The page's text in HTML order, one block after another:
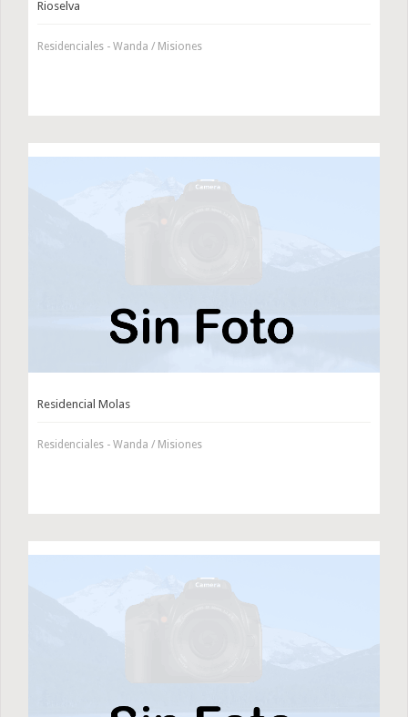
Rioselva
Residenciales - Wanda / Misiones
Residencial Molas
Residenciales - Wanda / Misiones